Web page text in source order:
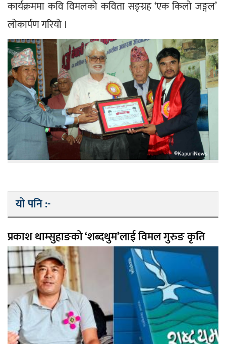
कार्यक्रममा कवि विमलको कविता सङ्ग्रह ‘एक किलो जङ्गल’
लोकार्पण गरियो ।
यो पनि :-
प्रकाश थाम्सुहाङको ‘शब्दथुम’लाई विमल गुरुङ कृति